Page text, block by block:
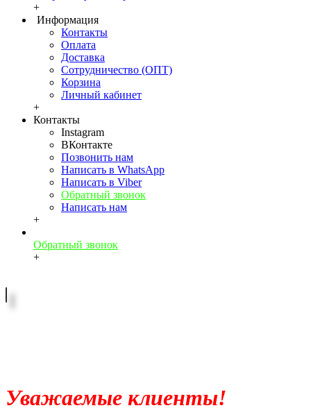
+
Информация
Контакты
Оплата
Доставка
Сотрудничество (ОПТ)
Корзина
Личный кабинет
+
Контакты
Instagram
ВКонтакте
Позвонить нам
Написать в WhatsApp
Написать в Viber
Обратный звонок
Написать нам
+
Обратный звонок
+
Уважаемые клиенты!